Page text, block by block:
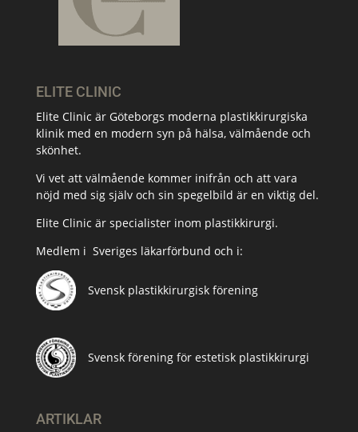
ELITE CLINIC
Elite Clinic är Göteborgs moderna plastikkirurgiska
klinik med en modern syn på hälsa, välmående och
skönhet.
Vi vet att välmående kommer inifrån och att vara
nöjd med sig själv och sin spegelbild är en viktig del.
Elite Clinic är specialister inom plastikkirurgi.
Medlem i Sveriges läkarförbund och i:
Svensk plastikkirurgisk förening
Svensk förening för estetisk plastikkirurgi
ARTIKLAR